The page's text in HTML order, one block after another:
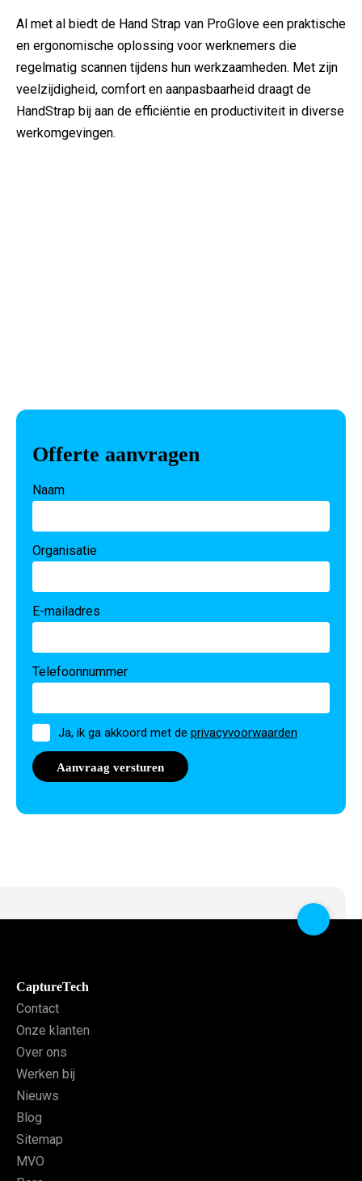
Al met al biedt de Hand Strap van ProGlove een praktische
en ergonomische oplossing voor werknemers die
regelmatig scannen tijdens hun werkzaamheden. Met zijn
veelzijdigheid, comfort en aanpasbaarheid draagt de
HandStrap bij aan de efficiëntie en productiviteit in diverse
werkomgevingen.
Offerte aanvragen
Naam
Organisatie
E-mailadres
Telefoonnummer
Toestemming
Ja, ik ga akkoord met de privacyvoorwaarden
CaptureTech
Contact
Onze klanten
Over ons
Werken bij
Nieuws
Blog
Sitemap
MVO